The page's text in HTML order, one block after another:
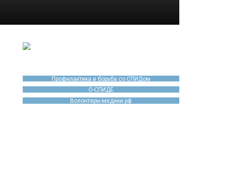
Профилактика и борьба со СПИДом
О-СПИДЕ
Волонтеры-медики.рф